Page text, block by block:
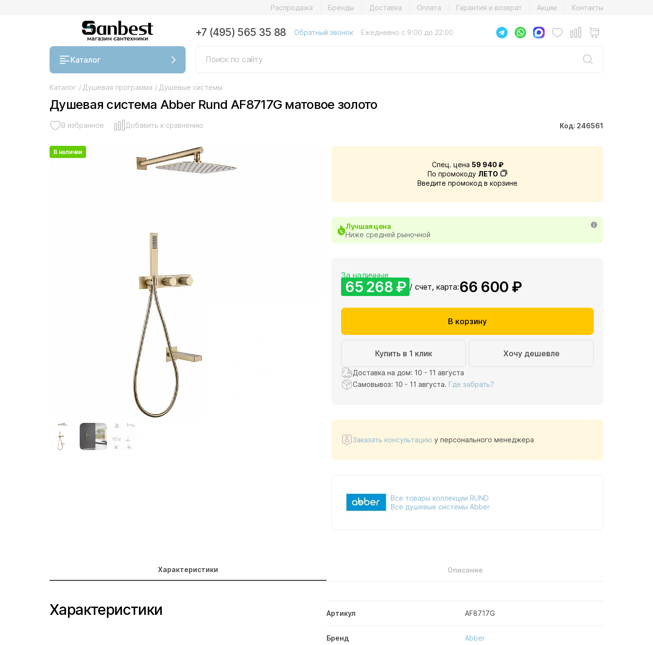
Распродажа Бренды Доставка Оплата Гарантия и возврат Акции Контакты
Каталог
+7 (495) 565 35 88 Обратный звонок Ежедневно с 9:00 до 22:00
Каталог / Душевая программа / Душевые системы
Душевая система Abber Rund AF8717G матовое золото
В избранное Добавить к сравнению Код: 246561
В наличии
Спец. цена 59 940 ₽
По промокоду ЛЕТО
Введите промокод в корзине
Лучшая цена
Ниже средней рыночной
За наличные
65 268 ₽ / счет, карта:66 600 ₽
В корзину
Купить в 1 клик Хочу дешевле
Доставка на дом: 10 - 11 августа
Самовывоз: 10 - 11 августа. Где забрать?
Заказать консультацию у персонального менеджера
Все товары коллекции RUND
Все душевые системы Abber
Характеристики Описание
Характеристики Артикул AF8717G
Бренд Abber